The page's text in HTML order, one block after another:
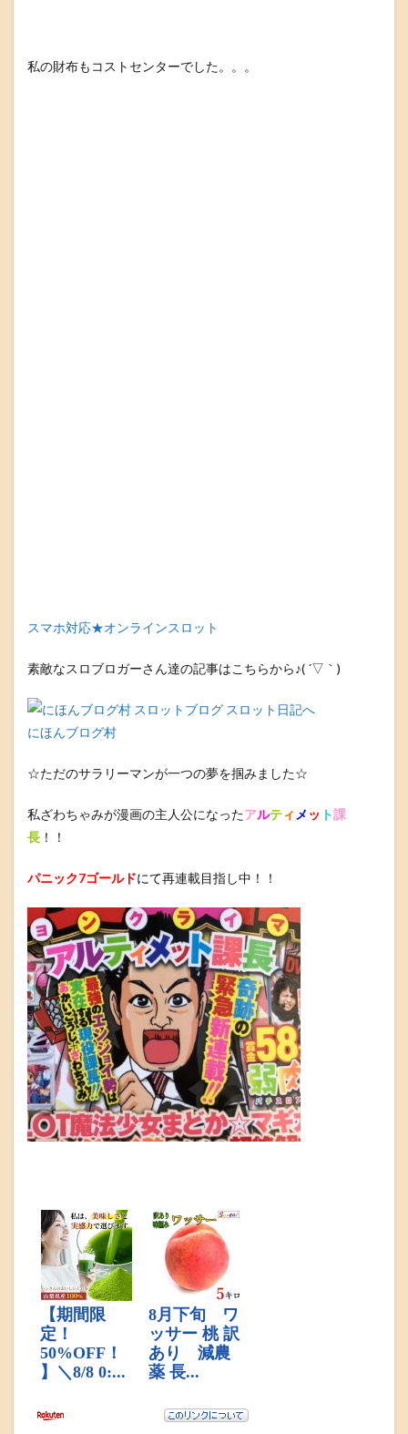
私の財布もコストセンターでした。。。
スマホ対応★オンラインスロット
素敵なスロブロガーさん達の記事はこちらから♪( ´▽｀)
にほんブログ村
☆ただのサラリーマンが一つの夢を掴みました☆
私ざわちゃみが漫画の主人公になったアルティ メ ッ ト課
長 ！！
パニック7ゴールドにて再連載目指し中！！